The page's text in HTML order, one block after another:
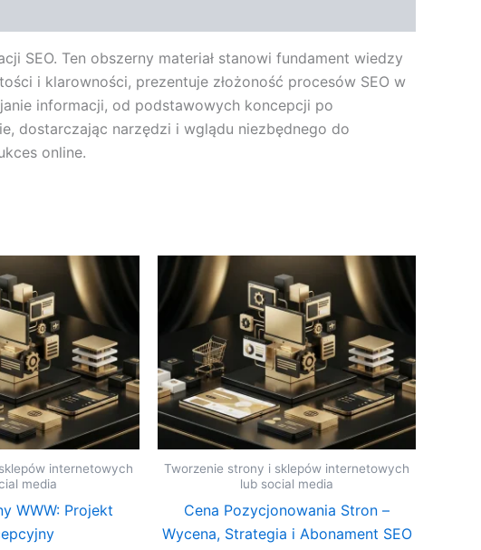
SEO. Ten obszerny materiał stanowi fundament wiedzy
i klarowności, prezentuje złożoność procesów SEO w
informacji, od podstawowych koncepcji po
dostarczając narzędzi i wglądu niezbędnego do
online.
internetowych
media
WWW: Projekt
Tworzenie strony i sklepów internetowych
lub social media
Cena Pozycjonowania Stron –
Wycena, Strategia i Abonament SEO